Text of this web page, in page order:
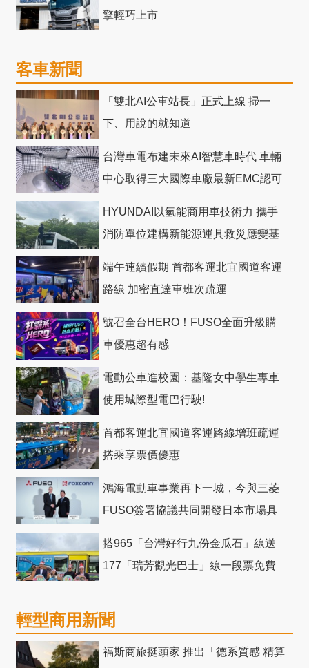
擎輕巧上市
客車新聞
「雙北AI公車站長」正式上線 掃一
下、用說的就知道
台灣車電布建未來AI智慧車時代 車輛
中心取得三大國際車廠最新EMC認可
HYUNDAI以氫能商用車技術力 攜手
消防單位建構新能源運具救災應變基
端午連續假期 首都客運北宜國道客運
路線 加密直達車班次疏運
號召全台HERO！FUSO全面升級購
車優惠超有感
電動公車進校園：基隆女中學生專車
使用城際型電巴行駛!
首都客運北宜國道客運路線增班疏運
搭乘享票價優惠
鴻海電動車事業再下一城，今與三菱
FUSO簽署協議共同開發日本市場具
搭965「台灣好行九份金瓜石」線送
177「瑞芳觀光巴士」線一段票免費
輕型商用新聞
福斯商旅挺頭家 推出「德系質感 精算